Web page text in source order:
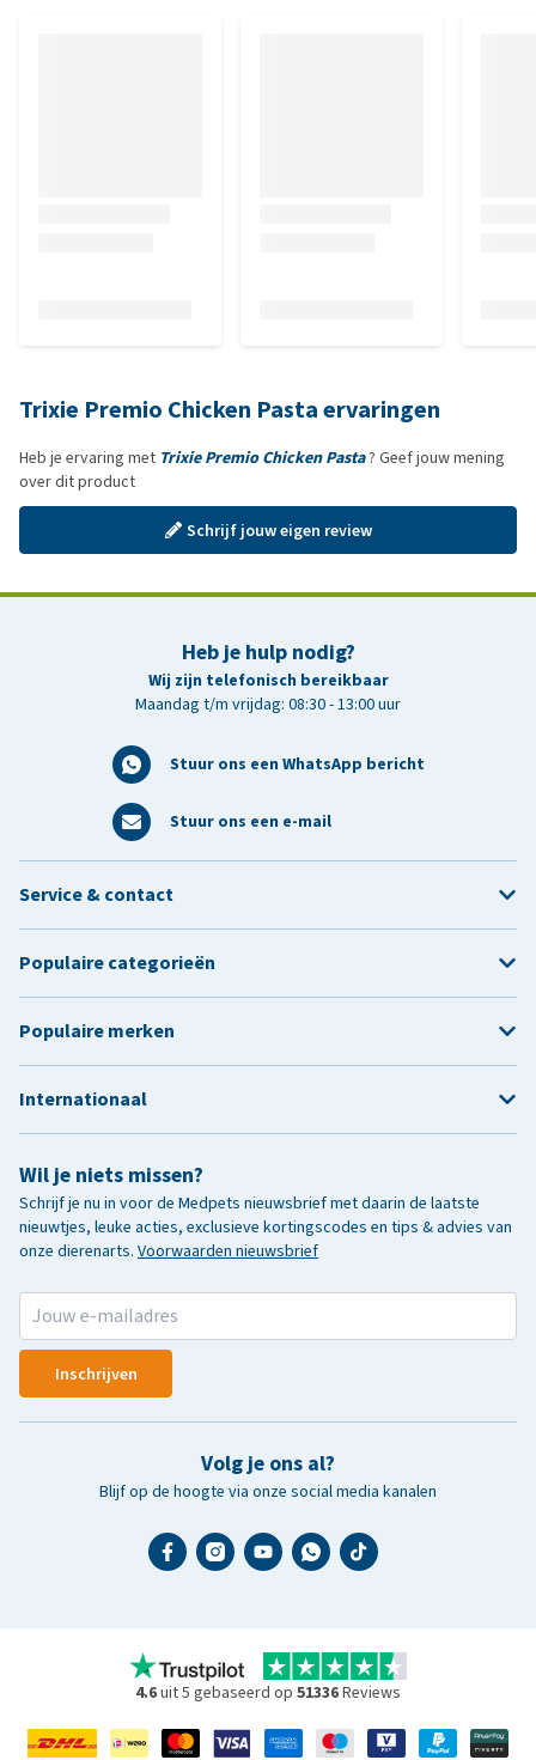
Trixie Premio Chicken Pasta ervaringen
Heb je ervaring met Trixie Premio Chicken Pasta? Geef jouw mening
over dit product
Schrijf jouw eigen review
Heb je hulp nodig?
Wij zijn telefonisch bereikbaar
Maandag t/m vrijdag: 08:30 - 13:00 uur
Stuur ons een WhatsApp bericht
Stuur ons een e-mail
Wil je niets missen?
Schrijf je nu in voor de Medpets nieuwsbrief met daarin de laatste
nieuwtjes, leuke acties, exclusieve kortingscodes en tips & advies van
onze dierenarts. Voorwaarden nieuwsbrief
Inschrijven
Volg je ons al?
Blijf op de hoogte via onze social media kanalen
Service & contact
Populaire categorieën
Populaire merken
Internationaal
4.6uit 5 gebaseerd op 51336Reviews